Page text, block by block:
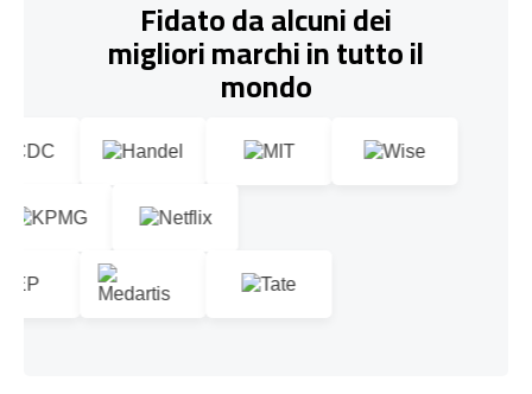
Fidato da alcuni dei
migliori marchi in tutto il
mondo